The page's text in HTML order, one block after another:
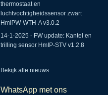
thermostaat en
luchtvochtigheidssensor zwart
HmIPW-WTH-A v3.0.2
14-1-2025 - FW update: Kantel en
trilling sensor HmIP-STV v1.2.8
Bekijk alle nieuws
WhatsApp met ons